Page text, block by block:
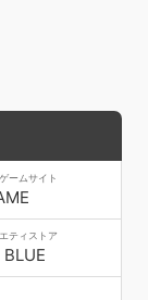
ームサイト
ティストア